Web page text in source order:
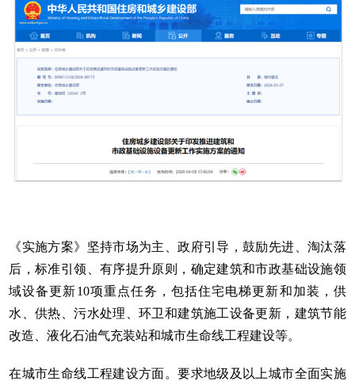
《实施方案》坚持市场为主、政府引导，鼓励先进、淘汰落
后，标准引领、有序提升原则，确定建筑和市政基础设施领
域设备更新10项重点任务，包括住宅电梯更新和加装，供
水、供热、污水处理、环卫和建筑施工设备更新，建筑节能
改造、液化石油气充装站和城市生命线工程建设等。
在城市生命线工程建设方面。要求地级及以上城市全面实施